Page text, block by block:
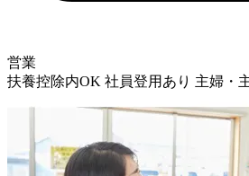
営業
扶養控除内OK 社員登用あり 主婦・